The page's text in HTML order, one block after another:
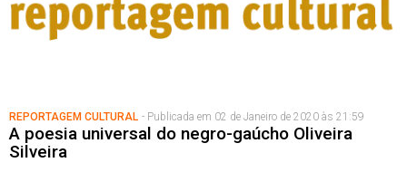
REPORTAGEM CULTURAL - Publicada em 02 de Janeiro de 2020 às 21:59
A poesia universal do negro-gaúcho Oliveira
Silveira